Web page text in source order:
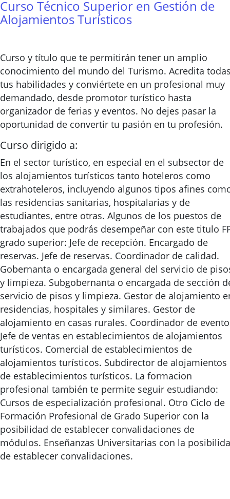
Curso Técnico Superior en Gestión de
Alojamientos Turísticos
Curso y título que te permitirán tener un amplio
conocimiento del mundo del Turismo. Acredita
tus habilidades y conviértete en un profesional muy
demandado, desde promotor turístico hasta
organizador de ferias y eventos. No dejes pasar la
oportunidad de convertir tu pasión en tu profesión.
Curso dirigido a:
En el sector turístico, en especial en el subsector de
los alojamientos turísticos tanto hoteleros como
extrahoteleros, incluyendo algunos tipos afines
las residencias sanitarias, hospitalarias y de
estudiantes, entre otras. Algunos de los puestos de
trabajados que podrás desempeñar con este titulo
grado superior: Jefe de recepción. Encargado de
reservas. Jefe de reservas. Coordinador de calidad.
Gobernanta o encargada general del servicio de
y limpieza. Subgobernanta o encargada de sección
servicio de pisos y limpieza. Gestor de alojamiento
residencias, hospitales y similares. Gestor de
alojamiento en casas rurales. Coordinador de
Jefe de ventas en establecimientos de alojamientos
turísticos. Comercial de establecimientos de
alojamientos turísticos. Subdirector de alojamientos
de establecimientos turísticos. La formacion
profesional también te permite seguir estudiando:
Cursos de especialización profesional. Otro Ciclo de
Formación Profesional de Grado Superior con la
posibilidad de establecer convalidaciones de
módulos. Enseñanzas Universitarias con la
de establecer convalidaciones.